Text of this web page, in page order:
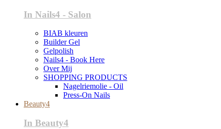
In Nails4 - Salon
BIAB kleuren
Builder Gel
Gelpolish
Nails4 - Book Here
Over Mij
SHOPPING PRODUCTS
Nagelriemolie - Oil
Press-On Nails
Beauty4
In Beauty4